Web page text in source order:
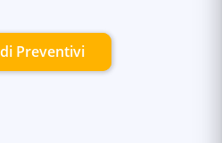
Preventivi